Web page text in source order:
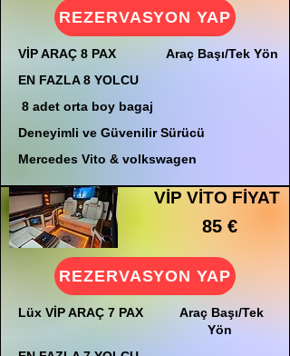
REZERVASYON YAP
VİP ARAÇ 8 PAX
Araç Başı/Tek Yön
EN FAZLA 8 YOLCU
8 adet orta boy bagaj
Deneyimli ve Güvenilir Sürücü
Mercedes Vito & volkswagen
VİP VİTO FİYAT
85 €
REZERVASYON YAP
Lüx VİP ARAÇ 7 PAX
Araç Başı/Tek
Yön